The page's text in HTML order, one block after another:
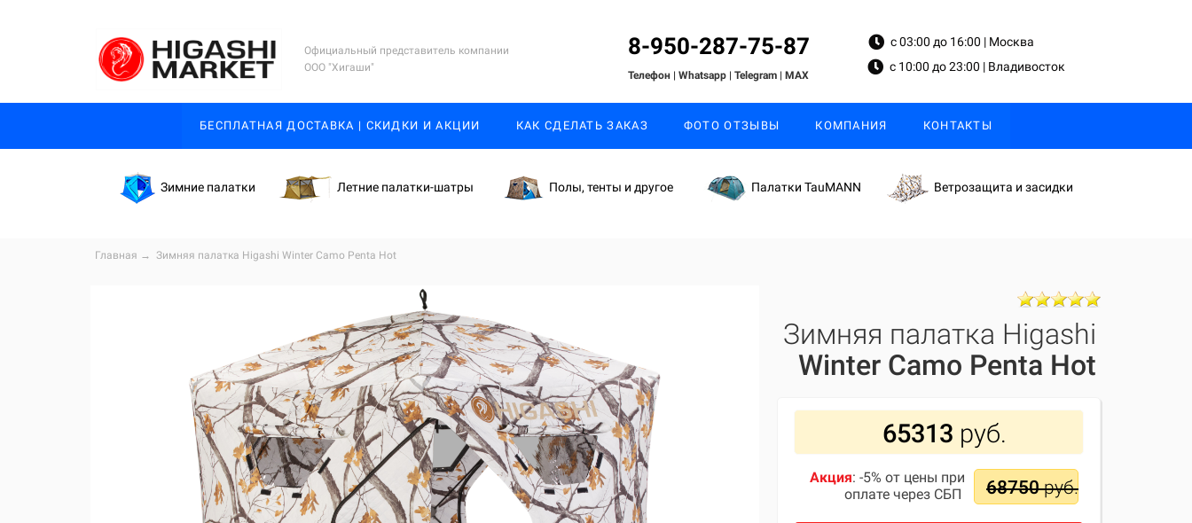
Официальный представитель компании
ООО "Хигаши"
8-950-287-75-87
Телефон | Whatsapp | Telegram | MAX
с 03:00 до 16:00 | Москва
с 10:00 до 23:00 | Владивосток
БЕСПЛАТНАЯ ДОСТАВКА | СКИДКИ И АКЦИИ КАК СДЕЛАТЬ ЗАКАЗ ФОТО ОТЗЫВЫ КОМПАНИЯ КОНТАКТЫ
Зимние палатки Летние палатки-шатры Полы, тенты и другое Палатки TauMANN Ветрозащита и засидки
Главная → Зимняя палатка Higashi Winter Camo Penta Hot
Зимняя палатка Higashi
Winter Camo Penta Hot
65313 руб.
Акция: -5% от цены при
оплате через СБП
68750руб.